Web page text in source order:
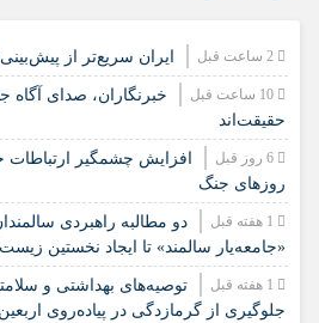
ایران سریع‌تر از
خبرنگاران، صدای آگاه
حقیقت‌اند
افزایش چشمگیر ارتباطات
روزهای جنگ
دو مطالبه راهبردی
«جامعه‌یار سالمند» تا ایجاد نخستین
️توصیه‌های بهداشتی و
جلوگیری از گرمازدگی در پیاده‌روی اربعین